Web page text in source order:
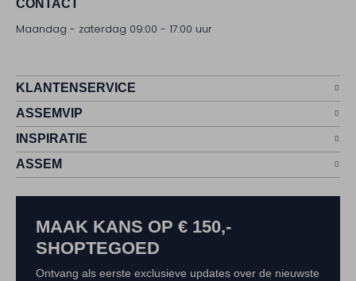
CONTACT
Maandag - zaterdag 09:00 - 17:00 uur
KLANTENSERVICE
ASSEMVIP
INSPIRATIE
ASSEM
MAAK KANS OP € 150,-
SHOPTEGOED
Ontvang als eerste exclusieve updates over de nieuwste